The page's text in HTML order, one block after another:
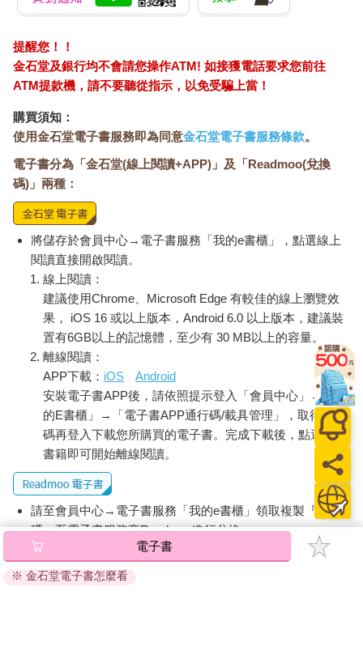
提醒您！！
金石堂及銀行均不會請您操作ATM! 如接獲電話要求您前往
ATM提款機，請不要聽從指示，以免受騙上當！
購買須知：
使用金石堂電子書服務即為同意金石堂電子書服務條款。
電子書分為「金石堂(線上閱讀+APP)」及「Readmoo(兌換
碼)」兩種：
將儲存於會員中心→電子書服務「我的e書櫃」，點選線上
閱讀直接開啟閱讀。
線上閱讀：
建議使用Chrome、Microsoft Edge 有較佳的線上瀏覽效
果， iOS 16 或以上版本，Android 6.0 以上版本，建議裝
置有6GB以上的記憶體，至少有 30 MB以上的容量。
離線閱讀：
APP下載： iOS
Android
安裝電子書APP後，請依照提示登入「會員中心」→「我
的E書櫃」→「電子書APP通行碼/載具管理」，取得通行
碼再登入下載您所購買的電子書。完成下載後，點選任一
書籍即可開始離線閱讀。
請至會員中心→電子書服務「我的e書櫃」領取複製『兌換
碼』至電子書服務商Readmoo進行兌換。
退換貨須知：
因版權保護，您在金石堂所購買的電子書僅能以金石堂專屬
電子書
※ 金石堂電子書怎麼看